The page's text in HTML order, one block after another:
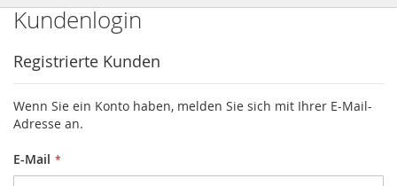
Kundenlogin
Registrierte Kunden
Wenn Sie ein Konto haben, melden Sie sich mit Ihrer E-Mail-
Adresse an.
E-Mail